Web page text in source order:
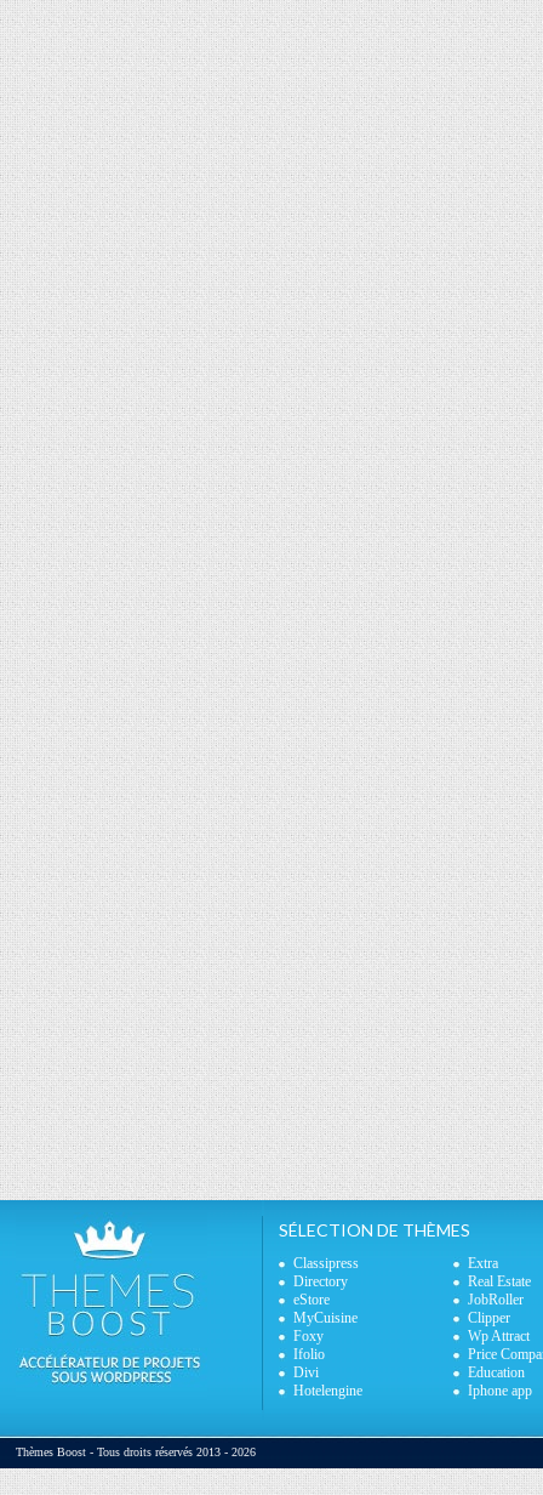
SÉLECTION DE THÈMES
Classipress
Extra
Directory
Real Estate
eStore
JobRoller
MyCuisine
Clipper
Foxy
Wp Attract
Ifolio
Price
Divi
Education
Hotelengine
Iphone app
Thèmes Boost - Tous droits réservés 2013 - 2026